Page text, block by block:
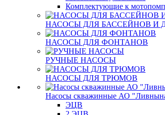
Комплектующие к
НАСОСЫ ДЛЯ БАССЕЙНОВ И
НАСОСЫ ДЛЯ ФОНТАНОВ
РУЧНЫЕ НАСОСЫ
НАСОСЫ ДЛЯ ТРЮМОВ
Насосы скважинные АО
ЭЦВ